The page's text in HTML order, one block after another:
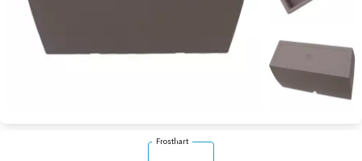
Frosthart